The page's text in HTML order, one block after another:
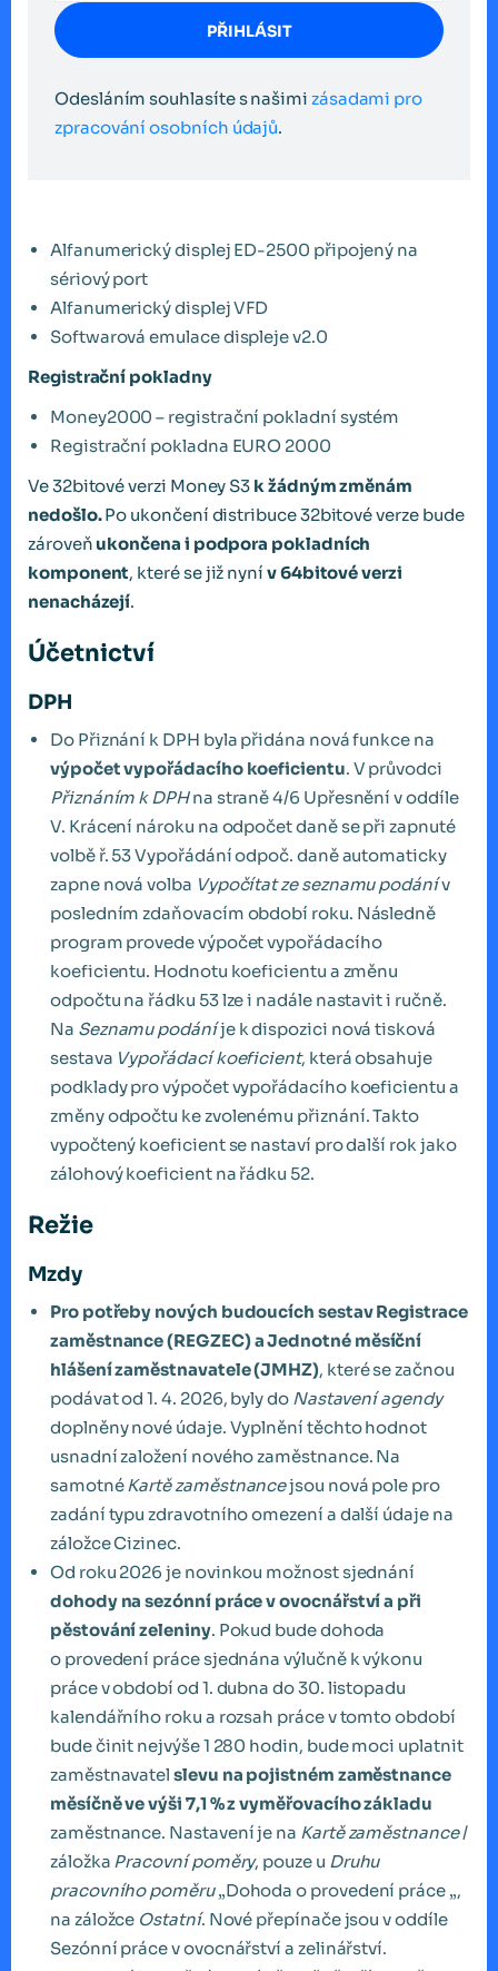
PŘIHLÁSIT
Odesláním souhlasíte s našimi zásadami pro
zpracování osobních údajů.
Alfanumerický displej ED-2500 připojený na
sériový port
Alfanumerický displej VFD
Softwarová emulace displeje v2.0
Registrační pokladny
Money2000 – registrační pokladní systém
Registrační pokladna EURO 2000
Ve 32bitové verzi Money S3 k žádným změnám
nedošlo.Po ukončení distribuce 32bitové verze bude
zároveň ukončena i podpora pokladních
komponent, které se již nyní v 64bitové verzi
nenacházejí.
Účetnictví
DPH
Do Přiznání k DPH byla přidána nová funkce na
výpočet vypořádacího koeficientu. V průvodci
Přiznáním k DPHna straně 4/6 Upřesnění v oddíle
V. Krácení nároku na odpočet daně se při zapnuté
volbě ř. 53 Vypořádání odpoč. daně automaticky
zapne nová volba Vypočítat ze seznamu podánív
posledním zdaňovacím období roku. Následně
program provede výpočet vypořádacího
koeficientu. Hodnotu koeficientu a změnu
odpočtu na řádku 53 lze i nadále nastavit i ručně.
Na Seznamu podáníje k dispozici nová tisková
sestava Vypořádací koeficient, která obsahuje
podklady pro výpočet vypořádacího koeficientu a
změny odpočtu ke zvolenému přiznání. Takto
vypočtený koeficient se nastaví pro další rok jako
zálohový koeficient na řádku 52.
Režie
Mzdy
Pro potřeby nových budoucích sestav Registrace
zaměstnance (REGZEC) a Jednotné měsíční
hlášení zaměstnavatele (JMHZ), které se začnou
podávat od 1. 4. 2026, byly do Nastavení agendy
doplněny nové údaje. Vyplnění těchto hodnot
usnadní založení nového zaměstnance. Na
samotnéKartě zaměstnancejsou nová pole pro
zadání typu zdravotního omezení a další údaje na
záložce Cizinec.
Od roku 2026 je novinkou možnost sjednání
dohody na sezónní práce v ovocnářství a při
pěstování zeleniny. Pokud bude dohoda
o provedení práce sjednána výlučně k výkonu
práce v období od 1. dubna do 30. listopadu
kalendářního roku a rozsah práce v tomto období
bude činit nejvýše 1 280 hodin, bude moci uplatnit
zaměstnavatelslevu na pojistném zaměstnance
měsíčně ve výši 7,1 % z vyměřovacího základu
zaměstnance. Nastavení je na Kartě zaměstnance/
záložka Pracovní poměry, pouze u Druhu
pracovního poměru„Dohoda o provedení práce „,
na záložce Ostatní. Nové přepínače jsou v oddíle
Sezónní práce v ovocnářství a zelinářství.